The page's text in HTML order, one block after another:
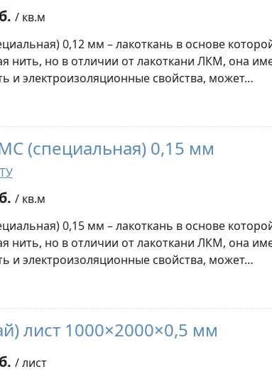
/ кв.м
0,12 мм – лакоткань в основе
нить, но в отличии от лакоткани ЛКМ, она
и электроизоляционные свойства, может…
(специальная) 0,15 мм
/ кв.м
0,15 мм – лакоткань в основе
нить, но в отличии от лакоткани ЛКМ, она
и электроизоляционные свойства, может…
лист 1000×2000×0,5 мм
/ лист